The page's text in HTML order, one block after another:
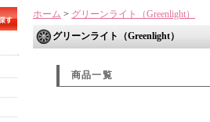
ホーム > グリーンライト（Greenlight）
グリーンライト（Greenlight）
商品一覧